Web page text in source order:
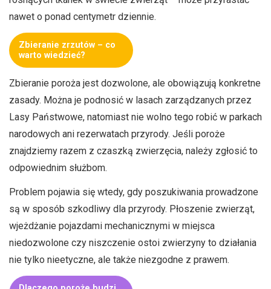
nawet o ponad centymetr dziennie.
Zbieranie zrzutów – co
warto wiedzieć?
Zbieranie poroża jest dozwolone, ale obowiązują konkretne
zasady. Można je podnosić w lasach zarządzanych przez
Lasy Państwowe, natomiast nie wolno tego robić w parkach
narodowych ani rezerwatach przyrody. Jeśli poroże
znajdziemy razem z czaszką zwierzęcia, należy zgłosić to
odpowiednim służbom.
Problem pojawia się wtedy, gdy poszukiwania prowadzone
są w sposób szkodliwy dla przyrody. Płoszenie zwierząt,
wjeżdżanie pojazdami mechanicznymi w miejsca
niedozwolone czy niszczenie ostoi zwierzyny to działania
nie tylko nieetyczne, ale także niezgodne z prawem.